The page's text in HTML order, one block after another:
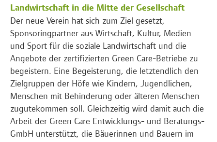
Landwirtschaft in die Mitte der Gesellschaft
Der neue Verein hat sich zum Ziel gesetzt,
Sponsoringpartner aus Wirtschaft, Kultur, Medien
und Sport für die soziale Landwirtschaft und die
Angebote der zertifizierten Green Care-Betriebe zu
begeistern. Eine Begeisterung, die letztendlich den
Zielgruppen der Höfe wie Kindern, Jugendlichen,
Menschen mit Behinderung oder älteren Menschen
zugutekommen soll. Gleichzeitig wird damit auch die
Arbeit der Green Care Entwicklungs- und Beratungs-
GmbH unterstützt, die Bäuerinnen und Bauern im